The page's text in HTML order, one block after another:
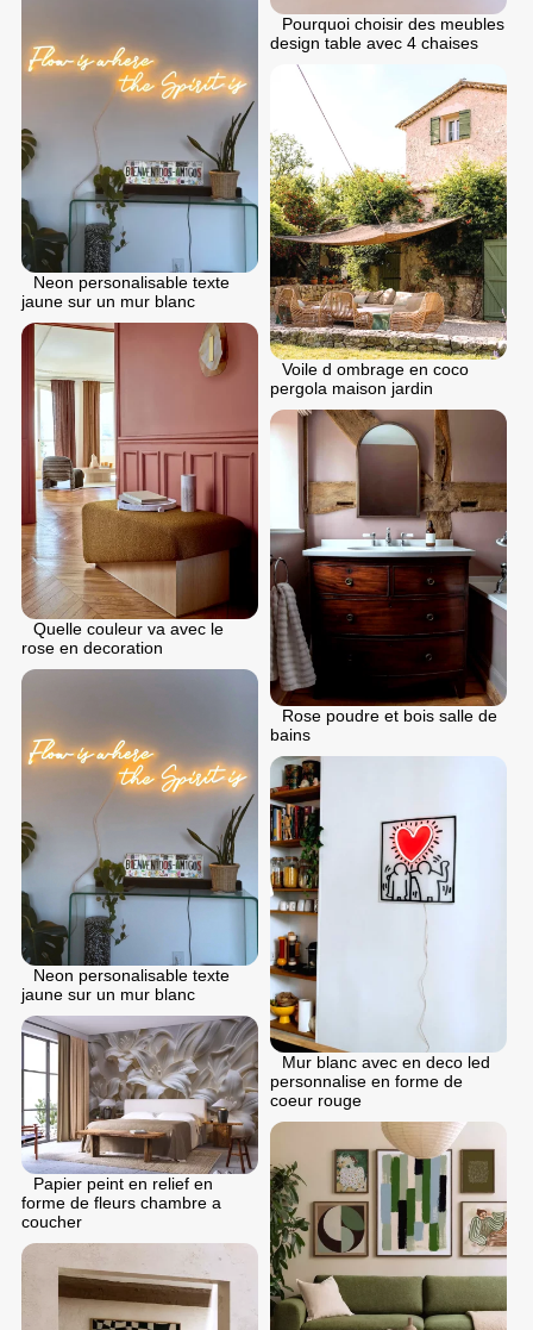
Pourquoi choisir des meubles
design table avec 4 chaises
Neon personalisable texte
jaune sur un mur blanc
Voile d ombrage en coco
pergola maison jardin
Quelle couleur va avec le
rose en decoration
Rose poudre et bois salle de
bains
Neon personalisable texte
jaune sur un mur blanc
Mur blanc avec en deco led
personnalise en forme de
coeur rouge
Papier peint en relief en
forme de fleurs chambre a
coucher